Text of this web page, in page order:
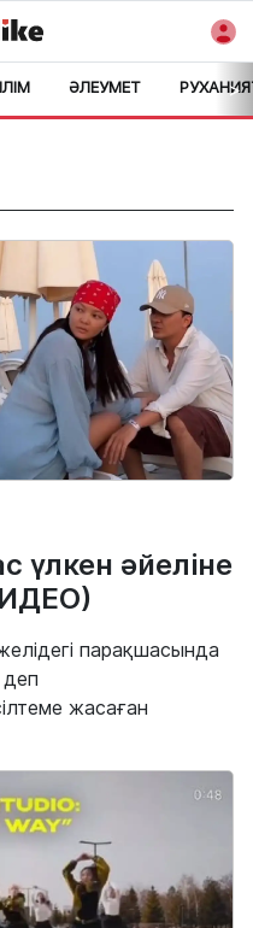
ӘЛЕУМЕТ >
үлкен әйеліне
парақшасында
жасаған